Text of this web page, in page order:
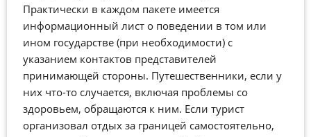
Практически в каждом пакете имеется
информационный лист о поведении в том или
ином государстве (при необходимости) с
указанием контактов представителей
принимающей стороны. Путешественники, если у
них что-то случается, включая проблемы со
здоровьем, обращаются к ним. Если турист
организовал отдых за границей самостоятельно,